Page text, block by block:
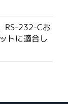
RS-232-Cお
トに適合し